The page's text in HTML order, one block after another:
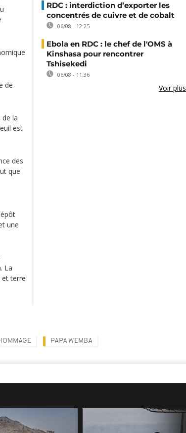
de
la
est
des
que
une
La
et terre
RDC : interdiction d’exporter les
concentrés de cuivre et de cobalt
06/08 - 12:25
Ebola en RDC : le chef de l'OMS à
Kinshasa pour rencontrer
Tshisekedi
06/08 - 11:36
Voir plus
PAPA WEMBA